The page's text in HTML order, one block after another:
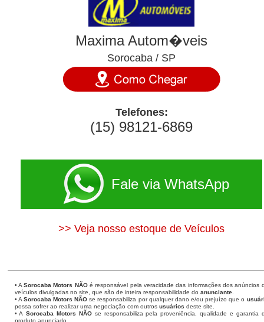
Maxima Autom�veis
Sorocaba / SP
Telefones:
(15) 98121-6869
Fale via WhatsApp
>> Veja nosso estoque de Veículos
• ASorocaba Motors NÃOé responsável pela veracidade das informações dos anúncios
veículos divulgadas no site, que são de inteira responsabilidade do anunciante.
• A Sorocaba Motors NÃO se responsabiliza por qualquer dano e/ou prejuízo que o
possa sofrer ao realizar uma negociação com outros usuários deste site.
• A Sorocaba Motors NÃOse responsabiliza pela proveniência, qualidade e garantia
produto anunciado.